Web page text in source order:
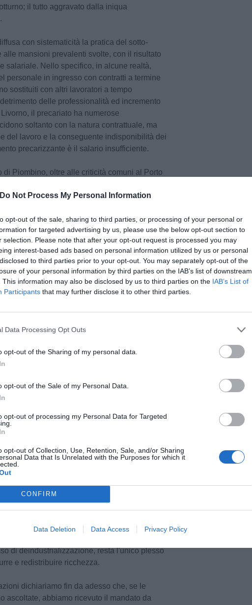
Do Not Process My Personal Information
opt-out of the sale, sharing to third parties, or processing of your personal or
for targeted advertising by us, please use the below opt-out section to
selection. Please note that after your opt-out request is processed you may
interest-based ads based on personal information utilized by us or personal
to third parties prior to your opt-out. You may separately opt-out of the
of your personal information by third parties on the IAB’s list of downstream
This information may also be disclosed by us to third parties on the IAB’s List of
Participants that may further disclose it to other third parties.
Data Processing Opt Outs
opt-out of the Sharing of my personal data.
opt-out of the Sale of my Personal Data.
opt-out of processing my Personal Data for Targeted
opt-out of Collection, Use, Retention, Sale, and/or Sharing
Data that Is Unrelated with the Purposes for which it
CONFIRM
Data Deletion Data Access Privacy Policy
il tutto aggravato dalla iniqua
con sistematicità la pratica del sotto-
mansioni prevalenti svolte, con il risultato
salariale. Nello specifico, in alcune realtà,
personale in ingresso con contratti a termine
sostituiti con altri lavoratori a tempo
delle professionalità ed incremento
il precariato ha numerose
soltanto con la natura contrattuale, ma
del lavoro e la conseguente indisponibilità dei
precarizzante è il salario insufficiente.
di Piombino, oltre alle criticità comuni al Porto
di sviluppo e della crisi dell'industria
priorità i lavoratori di Piombino stanno
complicata che deve trovare
sistema.
la questione salariale ha avuto particolare
aumenti contrattuali riducendo il potere di
Considerato che, il Piano dell'Organico
del Sistema Portuale in linea con il resto
affermare che nessuna responsabilità può
di recuperare salario e condizioni adeguate
base;
dei livelli retributivi;
a tempo determinato e stabilizzazione
di una campagna di assunzioni con
sanzionatorie del Provvedimento Num.
ragione nel contesto attuale e sono spinte
globale. Le grandi concentrazioni
del mare con imponenti trasferimenti di
nel mercato delle fonti
rilievo plastico, denuncia il fallimento delle
in quanto beni pubblici e mercati regolati, non
dell'armatore di turno che si arricchisce
Il Sistema Portuale livornese, dopo un
di deindustrializzazione, resta l'unico plesso
e redistribuire ricchezza.
dichiariamo fin da adesso che, se le
ascoltate, abbiamo ricevuto il mandato da